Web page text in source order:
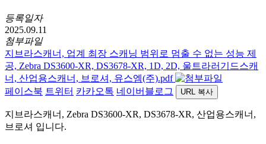
등록일자
2025.09.11
첨부파일
지브라스캐너, 업계 최장 스캐닝 범위로 멈출 수 없는 성능 제
공, Zebra DS3600-XR, DS3678-XR, 1D, 2D, 울트라러기드스캐
너, 산업용스캐너, 브로셔, 유스엠(주).pdf
페이스북 트위터 카카오톡 네이버블로그 URL 복사
지브라스캐너, Zebra DS3600-XR, DS3678-XR, 산업용스캐너,
브로셔 입니다.